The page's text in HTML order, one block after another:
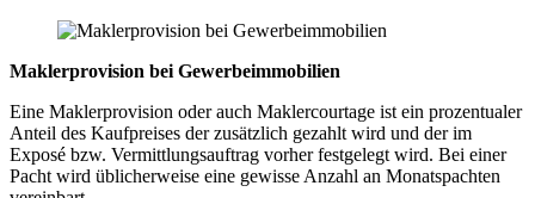
Maklerprovision bei Gewerbeimmobilien
Eine Maklerprovision oder auch Maklercourtage ist ein prozentualer
Anteil des Kaufpreises der zusätzlich gezahlt wird und der im
Exposé bzw. Vermittlungsauftrag vorher festgelegt wird. Bei einer
Pacht wird üblicherweise eine gewisse Anzahl an Monatspachten